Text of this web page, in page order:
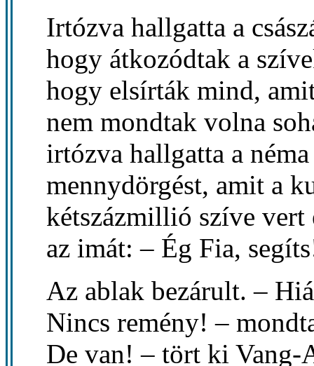
Irtózva hallgatta a
hogy átkozódtak a
hogy elsírták mind,
nem mondtak volna
irtózva hallgatta a néma
mennydörgést, amit a
kétszázmillió szíve vert
az imát: – Ég Fia,
Az ablak bezárult. –
Nincs remény! –
De van! – tört ki Vang-